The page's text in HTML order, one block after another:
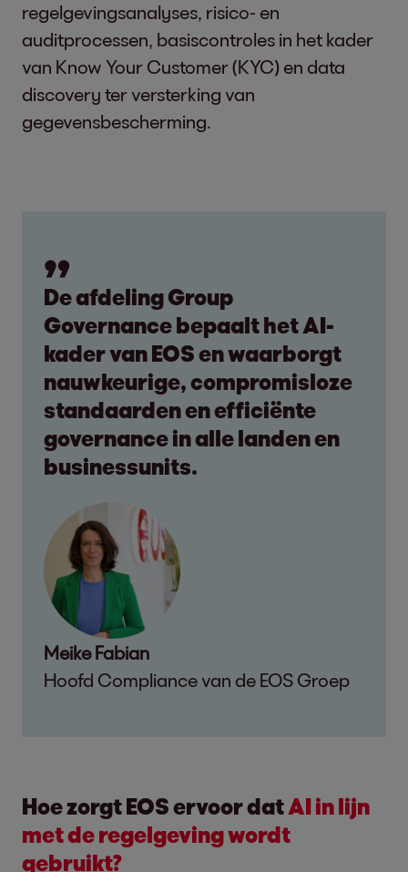
regelgevingsanalyses, risico- en
auditprocessen, basiscontroles in het kader
van Know Your Customer (KYC) en data
discovery ter versterking van
gegevensbescherming.
De afdeling Group
Governance bepaalt het AI-
kader van EOS en waarborgt
nauwkeurige, compromisloze
standaarden en efficiënte
governance in alle landen en
businessunits.
Meike Fabian
Hoofd Compliance van de EOS Groep
Hoe zorgt EOS ervoor datAI in lijn
met de regelgeving wordt
gebruikt?